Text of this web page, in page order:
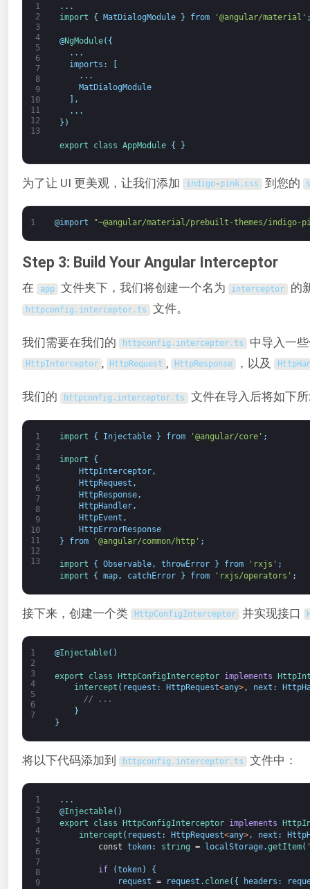
1
2
3
4
5
6
7
8
9
10
11
12
13
. . .
import
{ MatDialogModule } from '@angular/material'
@NgModule( {
. . .
imports :
[
. . .
MatDialogModule
,
. . .
} )
export class AppModule { }
为了让 UI 更美观，让我们添加 indigo- pink. css 到您的
1 @import "~@angular/material/prebuilt-themes/indigo-
Step 3: Build Your Angular Interceptor
在 app 文件夹下，我们将创建一个名为 interceptor 的
httpconfig . interceptor.ts 文件。
我们需要在我们的 httpconfig . interceptor.ts 中导入一些
HttpInterceptor , HttpRequest , HttpResponse ，以及
我们的 httpconfig . interceptor.ts 文件在导入后将如下
1
2
3
4
5
6
7
8
9
10
11
12
13
import { Injectable } from '@angular/core' ;
import
{
HttpInterceptor,
HttpRequest ,
HttpResponse,
HttpHandler,
HttpEvent ,
HttpErrorResponse
}
from '@angular/common/http' ;
import { Observable, throwError } from 'rxjs' ;
import
{ map, catchError } from 'rxjs/operators' ;
接下来，创建一个类 HttpConfigInterceptor 并实现接口
1
2
3
4
5
6
7
@Injectable( )
export class HttpConfigInterceptor implements
intercept ( request : HttpRequest<any>, next :
// ...
}
}
将以下代码添加到 httpconfig . interceptor.ts 文件中：
1
2
3
4
5
6
7
8
9
. . .
@Injectable( )
export
class HttpConfigInterceptor implements
intercept ( request : HttpRequest<any>, next :
const token: string = localStorage.getItem(
if (token)
{
request = request . clone( { headers :